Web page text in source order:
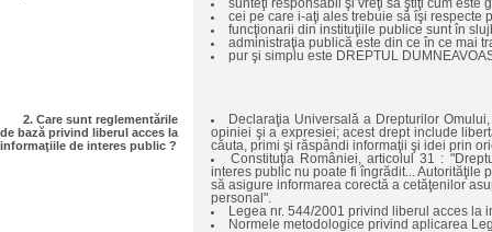
sunteţi responsabil şi vreţi să ştiţi cum este
cei pe care i-aţi ales trebuie să îşi respecte
funcţionarii din instituţiile publice sunt în
administraţia publică este din ce în ce mai
pur şi simplu este DREPTUL
2. Care sunt reglementările
de bază privind liberul acces la
informaţiile de interes public ?
Declaraţia Universală a Drepturilor
opiniei şi a expresiei; acest drept include
căuta, primi şi răspândi informaţii şi idei prin
Constituţia României, articolul 31 :
interes public nu poate fi îngrădit... Autorităţile
să asigure informarea corectă a cetăţenilor
personal".
Legea nr. 544/2001 privind liberul acces la
Normele metodologice privind aplicarea